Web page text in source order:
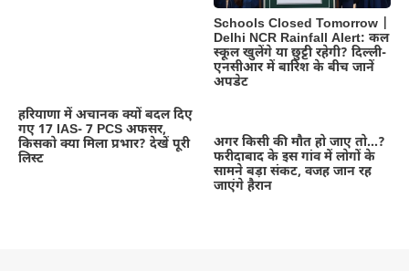
Schools Closed Tomorrow |
Delhi NCR Rainfall Alert: कल
स्कूल खुलेंगे या छुट्टी रहेगी? दिल्ली-
एनसीआर में बारिश के बीच जानें
अपडेट
हरियाणा में अचानक क्यों बदल दिए
गए 17 IAS- 7 PCS अफसर,
किसको क्या मिला प्रभार? देखें पूरी
लिस्ट
अगर किसी की मौत हो जाए तो…?
फरीदाबाद के इस गांव में लोगों के
सामने बड़ा संकट, वजह जान रह
जाएंगे हैरान